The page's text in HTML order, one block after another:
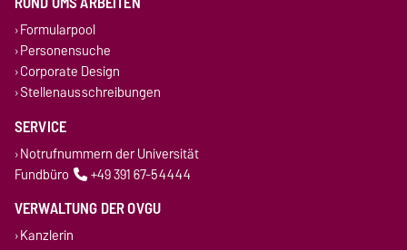
Formularpool
Personensuche
Corporate Design
Stellenausschreibungen
SERVICE
Notrufnummern der Universität
Fundbüro
+49 391 67-54444
VERWALTUNG DER OVGU
Kanzlerin